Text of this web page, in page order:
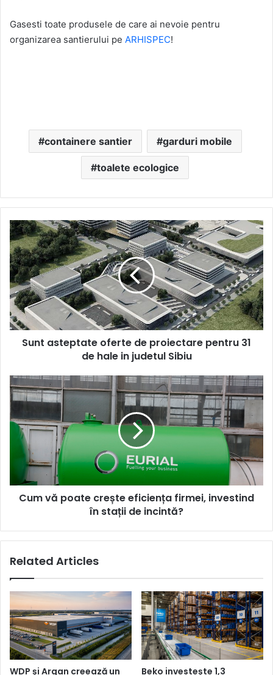
Gasesti toate produsele de care ai nevoie pentru
organizarea santierului pe ARHISPEC!
containere santier garduri mobile
toalete ecologice
Sunt
asteptate
oferte
de
proiectare
pentru
31
de
hale
Sunt asteptate oferte de proiectare pentru 31
de hale in judetul Sibiu
Cum
vă
poate
crește
eficiența
firmei,
investind
stații
Cum vă poate crește eficiența firmei, investind
în stații de incintă?
Related Articles
WDP și Argan creează un Beko investește 1,3